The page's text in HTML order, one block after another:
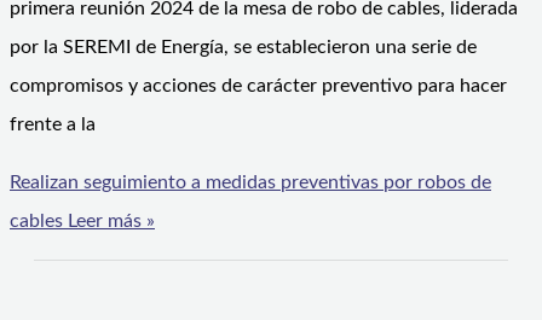
primera reunión 2024 de la mesa de robo de cables, liderada
por la SEREMI de Energía, se establecieron una serie de
compromisos y acciones de carácter preventivo para hacer
frente a la
Realizan seguimiento a medidas preventivas por robos de
cables Leer más »